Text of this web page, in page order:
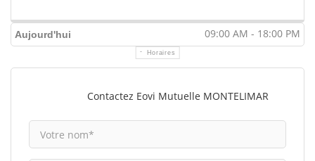
Aujourd'hui 09:00 AM - 18:00 PM
Horaires
Contactez Eovi Mutuelle MONTELIMAR